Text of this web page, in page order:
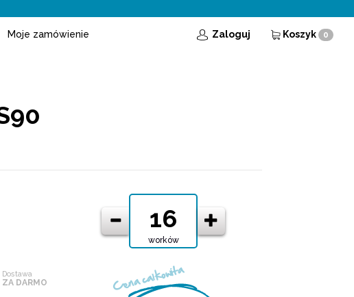
Zaloguj Koszyk 0
Moje zamówienie
Dostawa
ZA DARMO
worków
Cena całkowita